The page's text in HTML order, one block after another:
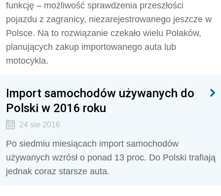
funkcję – możliwość sprawdzenia przeszłości
pojazdu z zagranicy, niezarejestrowanego jeszcze w
Polsce. Na to rozwiązanie czekało wielu Polaków,
planujących zakup importowanego auta lub
motocykla.
Import samochodów używanych do
Polski w 2016 roku
24 sie 2016
Po siedmiu miesiącach import samochodów
używanych wzrósł o ponad 13 proc. Do Polski trafiają
jednak coraz starsze auta.